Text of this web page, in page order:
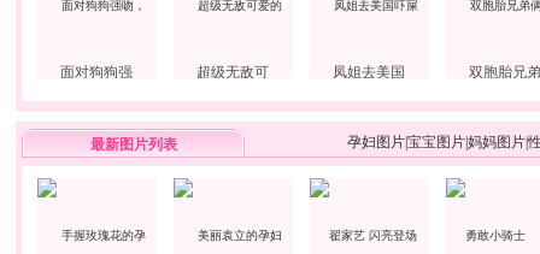
面对狗狗强 超级无敌可 凤姐去美国 双胞胎兄弟
最新图片列表 孕妇图片宝宝图片妈妈图片